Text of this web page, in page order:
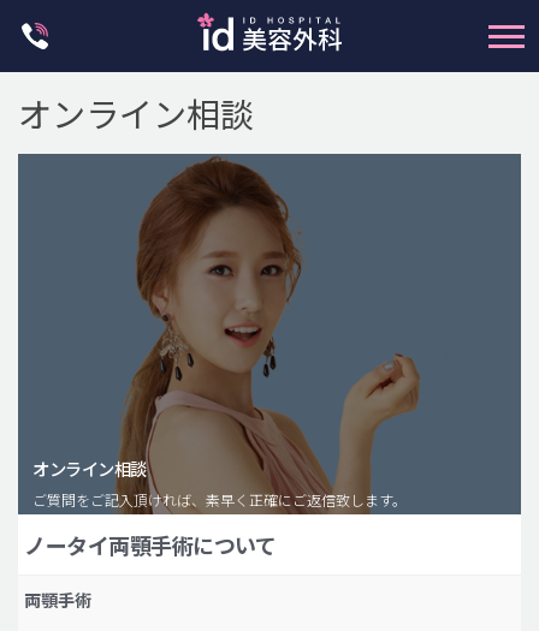
脂肪注入(アンチエイジング)
豊胸手術・バストアップ
プチ整形
オンライン相談
オンライン相談
ご質問をご記入頂ければ、素早く正確にご返信致します。
ノータイ両顎手術について
両顎手術